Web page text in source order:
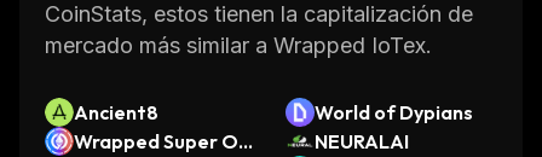
CoinStats, estos tienen la capitalización de
mercado más similar a Wrapped IoTex.
Ancient8
World of Dypians
Wrapped Super OE
NEURALAI